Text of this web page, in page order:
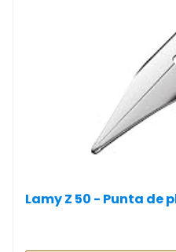
Lamy Z 50 - Punta de